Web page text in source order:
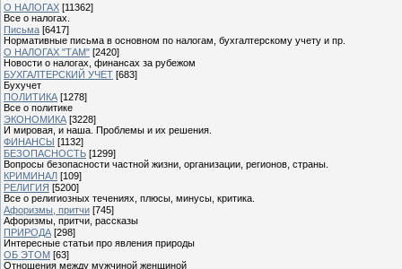
О НАЛОГАХ [11362]
Все о налогах.
Письма [6417]
Нормативные письма в основном по налогам, бухгалтерскому учету и пр.
О НАЛОГАХ "ТАМ" [2420]
Новости о налогах, финансах за рубежом
БУХГАЛТЕРСКИЙ УЧЕТ [683]
Бухучет
ПОЛИТИКА [1278]
Все о политике
ЭКОНОМИКА [3228]
И мировая, и наша. Проблемы и их решения.
ФИНАНСЫ [1132]
БЕЗОПАСНОСТЬ [1299]
Вопросы безопасности частной жизни, организации, регионов, страны.
КРИМИНАЛ [109]
РЕЛИГИЯ [5200]
Все о религиозных течениях, плюсы, минусы, критика.
Афоризмы, притчи [745]
Афоризмы, притчи, рассказы
ПРИРОДА [298]
Интересные статьи про явления природы
ОБ ЭТОМ [63]
Отношения между мужчиной женщиной